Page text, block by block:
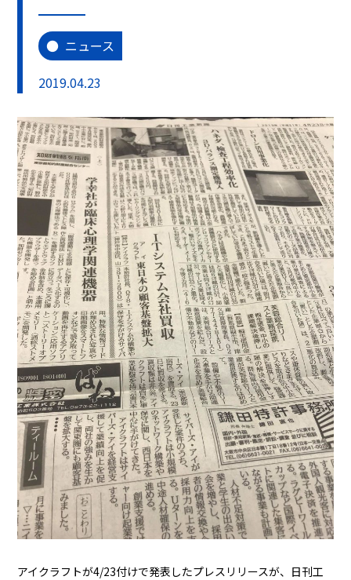
ニュース
2019.04.23
アイクラフトが4/23付けで発表したプレスリリースが、日刊工